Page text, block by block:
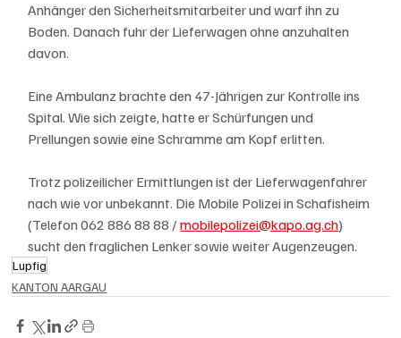
Anhänger den Sicherheitsmitarbeiter und warf ihn zu
Boden. Danach fuhr der Lieferwagen ohne anzuhalten
davon.
Eine Ambulanz brachte den 47-Jährigen zur Kontrolle ins
Spital. Wie sich zeigte, hatte er Schürfungen und
Prellungen sowie eine Schramme am Kopf erlitten.
Trotz polizeilicher Ermittlungen ist der Lieferwagenfahrer
nach wie vor unbekannt. Die Mobile Polizei in Schafisheim
(Telefon 062 886 88 88 / mobilepolizei@kapo.ag.ch)
sucht den fraglichen Lenker sowie weiter Augenzeugen.
Lupfig
KANTON AARGAU